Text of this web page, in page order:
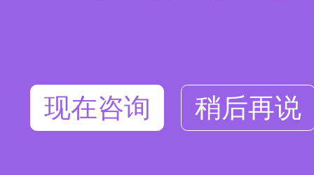
现在咨询 稍后再说